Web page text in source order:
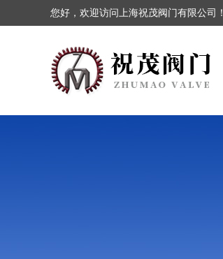
您好，欢迎访问上海祝茂阀门有限公司！